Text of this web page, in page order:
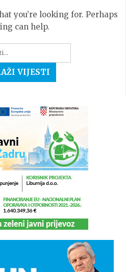
you’re looking for. Perhaps
can help.